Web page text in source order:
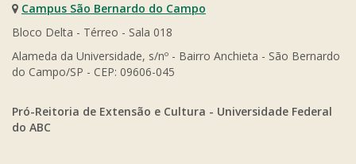
Campus São Bernardo do Campo
Bloco Delta - Térreo - Sala 018
Alameda da Universidade, s/nº - Bairro Anchieta - São Bernardo
do Campo/SP - CEP: 09606-045
Pró-Reitoria de Extensão e Cultura - Universidade Federal
do ABC